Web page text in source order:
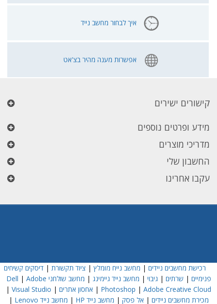
איך לבחור מחשב נייד
אפשרות מענה מהיר בצ'אט
קישורים ישירים
מידע ופרטים נוספים
מדריכי מוצרים
החשבון שלי
עקבו אחרינו
רכישת מחשבים ניידים | מחשב נייח מומלץ | ציוד תקשורת |דיסקים קשיחים
פנימיים | שרתים | גיבוי | מחשב נייד גיימינג | מחשב שולחני Dell | Adobe
Photoshop | Adobe Creative Cloud
| אחסון אתרים |
Visual Studio
|
מכירת מחשבים ניידים | אל פסק | מחשב נייד HP | מחשב נייד Lenovo |